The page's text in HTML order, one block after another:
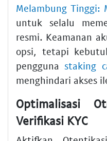
Melambung Tinggi:
untuk selalu
resmi. Keamanan
opsi, tetapi
penggunastaking
menghindari akses
Optimalisasi
Verifikasi KYC